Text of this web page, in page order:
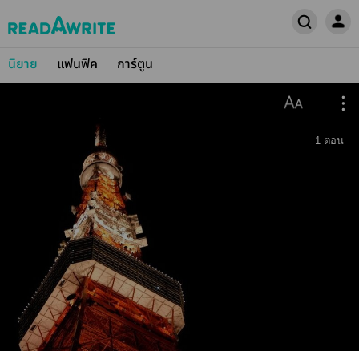
นิยาย แฟนฟิค การ์ตูน
1 ตอน